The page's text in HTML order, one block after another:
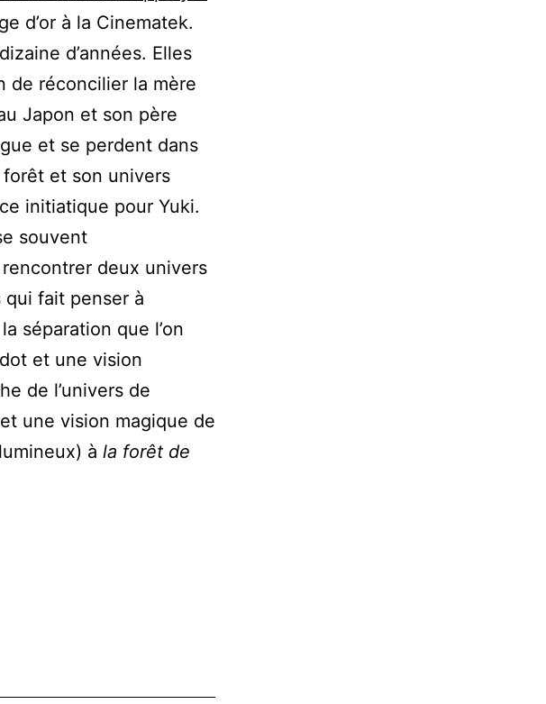
d’or à la Cinematek.
d’années. Elles
de réconcilier la mère
Japon et son père
et se perdent dans
et son univers
initiatique pour Yuki.
souvent
deux univers
fait penser à
séparation que l’on
et une vision
de l’univers de
une vision magique de
à la forêt de